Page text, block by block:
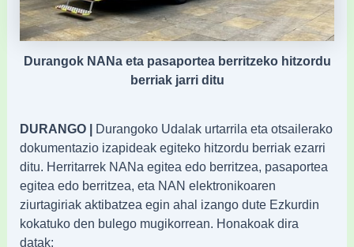
Durangok NANa eta pasaportea berritzeko hitzordu
berriak jarri ditu
DURANGO | Durangoko Udalak urtarrila eta otsailerako
dokumentazio izapideak egiteko hitzordu berriak ezarri
ditu. Herritarrek NANa egitea edo berritzea, pasaportea
egitea edo berritzea, eta NAN elektronikoaren
ziurtagiriak aktibatzea egin ahal izango dute Ezkurdin
kokatuko den bulego mugikorrean. Honakoak dira
datak: